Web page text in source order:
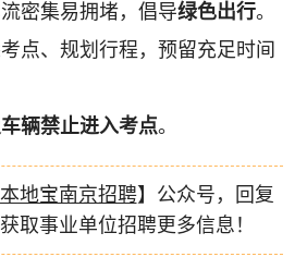
集易拥堵，倡导绿色出行。
、规划行程，预留充足时间
辆禁止进入考点。
本地宝南京招聘】公众号，回复
取事业单位招聘更多信息！